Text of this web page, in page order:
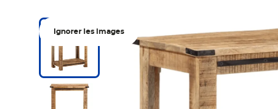
Ignorer les images